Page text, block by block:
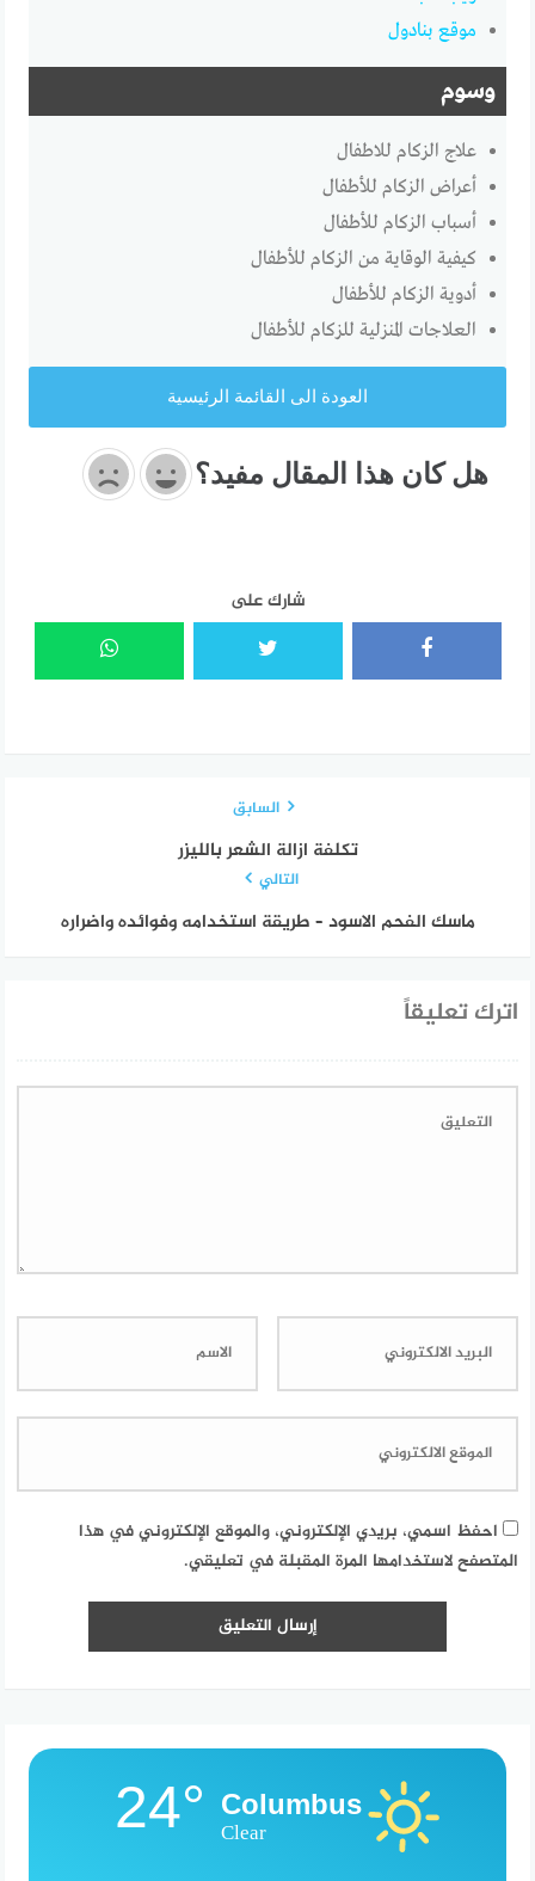
موقع بنادول
وسوم
علاج الزكام للاطفال
أعراض الزكام للأطفال
أسباب الزكام للأطفال
كيفية الوقاية من الزكام للأطفال
أدوية الزكام للأطفال
العلاجات المنزلية للزكام للأطفال
العودة الى القائمة الرئيسية
هل كان هذا المقال مفيد؟
شارك على
السابق
تكلفة ازالة الشعر بالليزر
التالي
ماسك الفحم الاسود – طريقة استخدامه وفوائده واضراره
اترك تعليقاً
احفظ اسمي، بريدي الإلكتروني، والموقع الإلكتروني في هذا
المتصفح لاستخدامها المرة المقبلة في تعليقي.
Columbus
Clear
24°